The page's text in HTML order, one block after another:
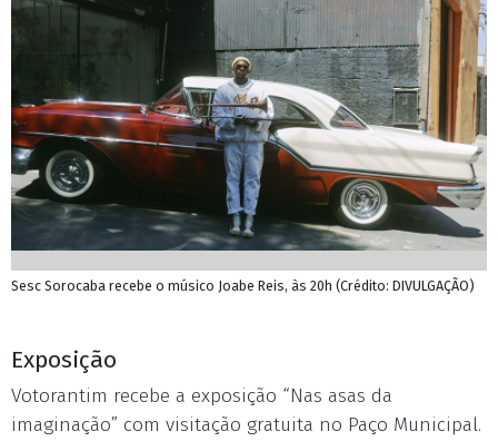
Sesc Sorocaba recebe o músico Joabe Reis, às 20h (Crédito: DIVULGAÇÃO)
Exposição
Votorantim recebe a exposição “Nas asas da
imaginação” com visitação gratuita no Paço Municipal.